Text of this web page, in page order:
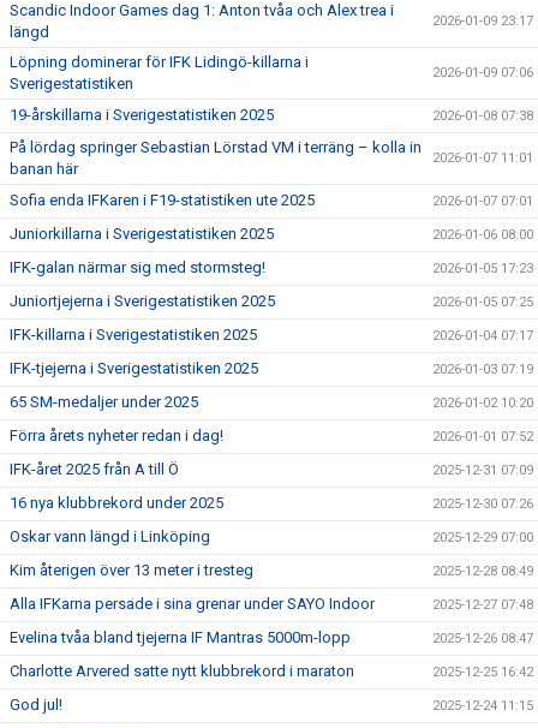
Scandic Indoor Games dag 1: Anton tvåa och Alex trea i
längd
2026-01-09 23:17
Löpning dominerar för IFK Lidingö-killarna i
Sverigestatistiken
2026-01-09 07:06
19-årskillarna i Sverigestatistiken 2025 2026-01-08 07:38
På lördag springer Sebastian Lörstad VM i terräng – kolla in
banan här
2026-01-07 11:01
Sofia enda IFKaren i F19-statistiken ute 2025 2026-01-07 07:01
Juniorkillarna i Sverigestatistiken 2025 2026-01-06 08:00
IFK-galan närmar sig med stormsteg! 2026-01-05 17:23
Juniortjejerna i Sverigestatistiken 2025 2026-01-05 07:25
IFK-killarna i Sverigestatistiken 2025 2026-01-04 07:17
IFK-tjejerna i Sverigestatistiken 2025 2026-01-03 07:19
65 SM-medaljer under 2025 2026-01-02 10:20
Förra årets nyheter redan i dag! 2026-01-01 07:52
IFK-året 2025 från A till Ö 2025-12-31 07:09
16 nya klubbrekord under 2025 2025-12-30 07:26
Oskar vann längd i Linköping 2025-12-29 07:00
Kim återigen över 13 meter i tresteg 2025-12-28 08:49
Alla IFKarna persade i sina grenar under SAYO Indoor 2025-12-27 07:48
Evelina tvåa bland tjejerna IF Mantras 5000m-lopp 2025-12-26 08:47
Charlotte Arvered satte nytt klubbrekord i maraton 2025-12-25 16:42
God jul! 2025-12-24 11:15